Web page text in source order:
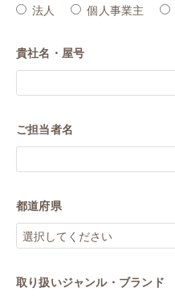
法人
個人事業主
貴社名・屋号
ご担当者名
都道府県
取り扱いジャンル・ブランド